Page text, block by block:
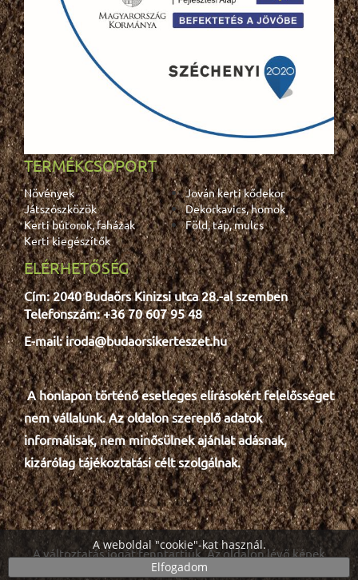
A weboldal "cookie"-kat használ.
Elfogadom
TERMÉKCSOPORT
Növények
Jován kerti kődekor
Játszószközök
Dekorkavics, homok
Kerti bútorok, faházak
Föld, táp, mulcs
Kerti kiegészítők
ELÉRHETŐSÉG
Cím: 2040 Budaörs Kinizsi utca 28.-al szemben
Telefonszám: +36 70 607 95 48
E-mail: iroda@budaorsikerteszet.hu
A honlapon történő esetleges elírásokért felelősséget
nem vállalunk. Az oldalon szereplő adatok
informálisak, nem minősülnek ajánlat adásnak,
kizárólag tájékoztatási célt szolgálnak.
A változtatás jogát fenntartjuk. Az oldalon lévő képek
részben illusztrációk.